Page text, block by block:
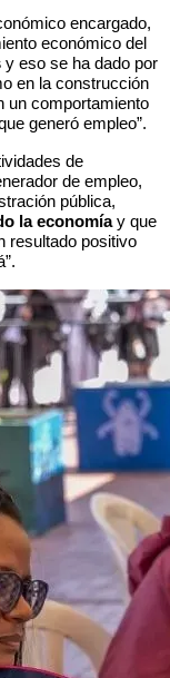
encargado,
económico del
y eso se ha dado por
en la construcción
un comportamiento
generó empleo”.
de
de empleo,
pública,
la economía y que
resultado positivo